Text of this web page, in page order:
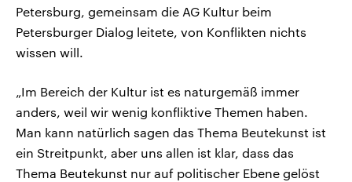
Petersburg, gemeinsam die AG Kultur beim
Petersburger Dialog leitete, von Konflikten nichts
wissen will.
„Im Bereich der Kultur ist es naturgemäß immer
anders, weil wir wenig konfliktive Themen haben.
Man kann natürlich sagen das Thema Beutekunst ist
ein Streitpunkt, aber uns allen ist klar, dass das
Thema Beutekunst nur auf politischer Ebene gelöst